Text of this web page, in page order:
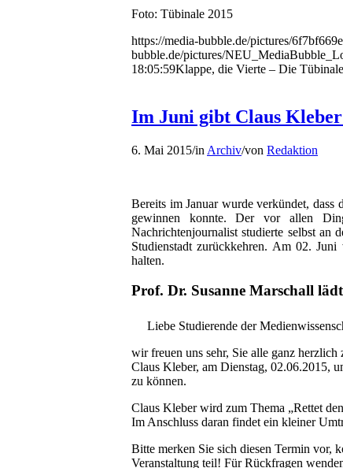
Foto: Tübinale 2015
https://media-bubble.de/pictures/
bubble.de/pictures/
18:05:59Klappe, die Vierte – Die
Im Juni gibt Claus
6. Mai 2015/in Archiv/von Redaktion
Bereits im Januar wurde verkündet, dass
gewinnen konnte. Der vor allen
Nachrichtenjournalist studierte selbst an
Studienstadt zurückkehren. Am 02.
halten.
Prof. Dr. Susanne Marschall
Liebe Studierende der
wir freuen uns sehr, Sie alle ganz
Claus Kleber, am Dienstag, 02.06.2015,
zu können.
Claus Kleber wird zum Thema „Rettet
Im Anschluss daran findet ein kleiner
Bitte merken Sie sich diesen Termin vor,
Veranstaltung teil! Für Rückfragen